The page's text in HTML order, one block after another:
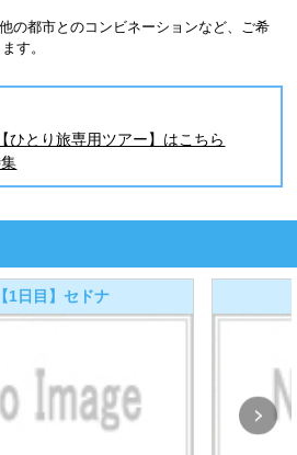
の都市とのコンビネーションなど、ご希
す。
ひとり旅専用ツアー】はこちら
【1日目】セドナ